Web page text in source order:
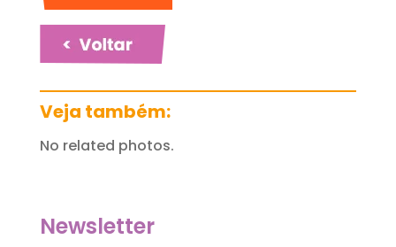
Veja também:
No related photos.
Newsletter